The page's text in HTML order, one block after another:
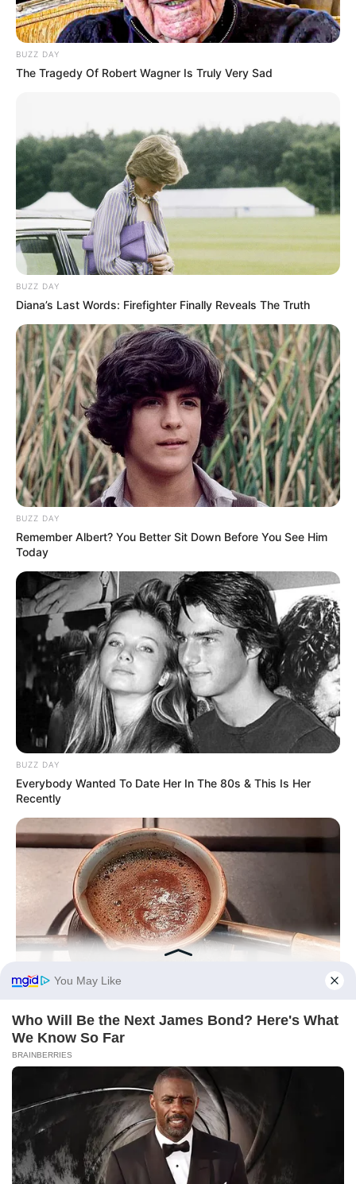
BUZZ DAY
The Tragedy Of Robert Wagner Is Truly Very Sad
BUZZ DAY
Diana’s Last Words: Firefighter Finally Reveals The Truth
BUZZ DAY
Remember Albert? You Better Sit Down Before You See Him
Today
BUZZ DAY
Everybody Wanted To Date Her In The 80s & This Is Her
Recently
This Liquid Causes Cancer And We Drink It Every Day